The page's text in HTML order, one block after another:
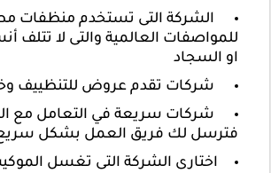
الشركة التى تستخدم منظفات
للمواصفات العالمية والتى لا تتلف
او السجاد
شركات تقدم عروض للتنظييف
شركات سريعة في التعامل مع
فترسل لك فريق العمل بشكل
اختارى الشركة التى تغسل